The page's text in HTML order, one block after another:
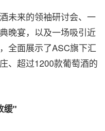
未来的领袖研讨会、一
晚宴，以及一场吸引近
全面展示了ASC旗下汇
、超过1200款葡萄酒的
缓"